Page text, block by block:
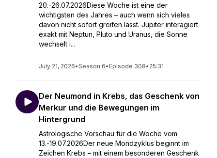
20.-26.07.2026Diese Woche ist eine der
wichtigsten des Jahres – auch wenn sich vieles
davon nicht sofort greifen lässt. Jupiter interagiert
exakt mit Neptun, Pluto und Uranus, die Sonne
wechselt i...
July 21, 2026•Season 6• Episode 308• 25:31
Der Neumond in Krebs, das Geschenk von
Merkur und die Bewegungen im
Hintergrund
Astrologische Vorschau für die Woche vom
13.-19.07.2026Der neue Mondzyklus beginnt im
Zeichen Krebs – mit einem besonderen Geschenk